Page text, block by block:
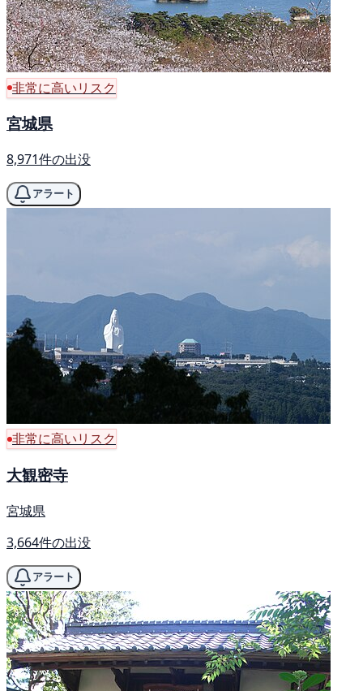
非常に高いリスク
宮城県
8,971件の出没
アラート
非常に高いリスク
大観密寺
宮城県
3,664件の出没
アラート